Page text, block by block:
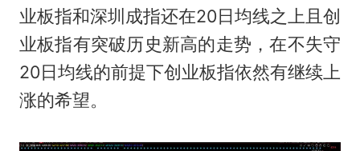
业板指和深圳成指还在20日均线之上且创
业板指有突破历史新高的走势，在不失守
20日均线的前提下创业板指依然有继续上
涨的希望。